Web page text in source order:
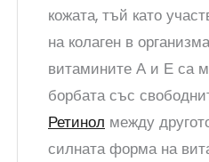
кожата, тъй като
на колаген в
витамините А и Е са
борбата със
Ретинол между
силната форма на